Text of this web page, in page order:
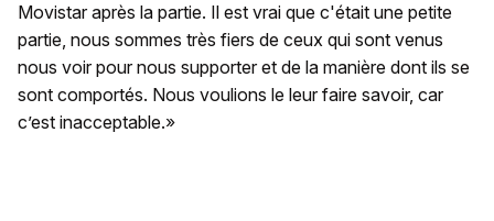
Movistar après la partie. Il est vrai que c'était une petite
partie, nous sommes très fiers de ceux qui sont venus
nous voir pour nous supporter et de la manière dont ils se
sont comportés. Nous voulions le leur faire savoir, car
c’est inacceptable.»